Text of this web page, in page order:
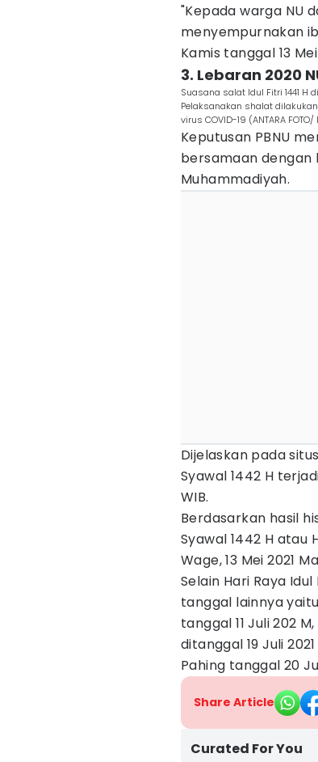
"Kepada warga NU
menyempurnakan
Kamis tanggal 13 Mei
3. Lebaran 2020
Suasana salat Idul Fitri 1441 H
Pelaksanakan shalat
virus COVID-19 (ANTARA
Keputusan PBNU
bersamaan dengan
Muhammadiyah.
Dijelaskan pada
Syawal 1442 H
WIB.
Berdasarkan hasil
Syawal 1442 H atau
Wage, 13 Mei 2021
Selain Hari Raya
tanggal lainnya
tanggal 11 Juli 202
ditanggal 19 Juli
Pahing tanggal 20
Share Article
Curated For You